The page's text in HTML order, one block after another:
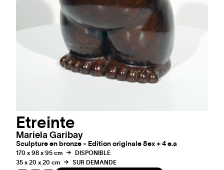
Etreinte
Mariela Garibay
Sculpture en bronze - Edition originale 8ex + 4 e.a
170 x 98 x 95 cm
DISPONIBLE
35 x 20 x 20 cm
SUR DEMANDE